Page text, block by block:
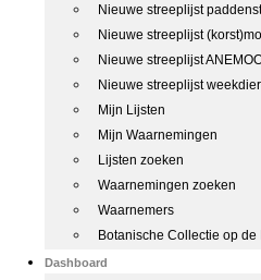
Nieuwe streeplijst
Nieuwe streeplijst
Nieuwe streeplijst
Nieuwe streeplijst
Mijn Lijsten
Mijn Waarnemingen
Lijsten zoeken
Waarnemingen zoeken
Waarnemers
Botanische Collectie op de
Dashboard